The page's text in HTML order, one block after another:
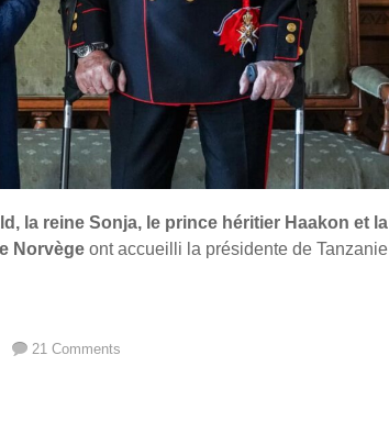
la reine Sonja, le prince héritier Haakon et la
Norvège ont accueilli la présidente de Tanzanie
21 Comments